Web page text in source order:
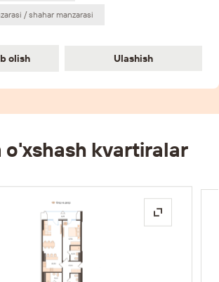
/ shahar manzarasi
olish Ulashish
Ulashish
o'xshash kvartiralar